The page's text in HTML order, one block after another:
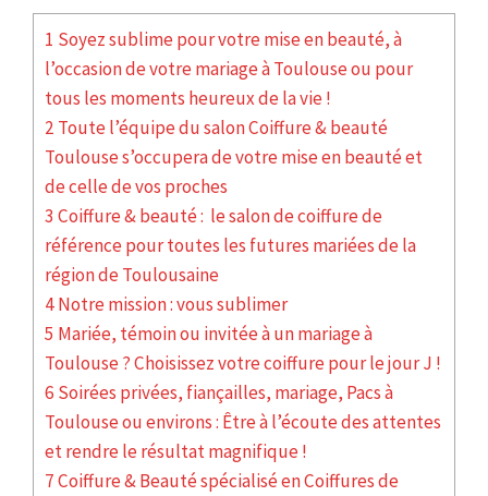
1 Soyez sublime pour votre mise en beauté, à
l’occasion de votre mariage à Toulouse ou pour
tous les moments heureux de la vie !
2 Toute l’équipe du salon Coiffure & beauté
Toulouse s’occupera de votre mise en beauté et
de celle de vos proches
3 Coiffure & beauté : le salon de coiffure de
référence pour toutes les futures mariées de la
région de Toulousaine
4 Notre mission : vous sublimer
5 Mariée, témoin ou invitée à un mariage à
Toulouse ? Choisissez votre coiffure pour le jour J !
6 Soirées privées, fiançailles, mariage, Pacs à
Toulouse ou environs : Être à l’écoute des attentes
et rendre le résultat magnifique !
7 Coiffure & Beauté spécialisé en Coiffures de